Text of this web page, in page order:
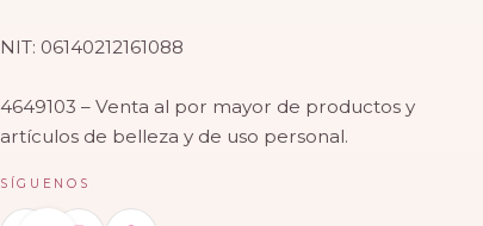
NIT: 06140212161088
4649103 – Venta al por mayor de productos y
artículos de belleza y de uso personal.
SÍGUENOS